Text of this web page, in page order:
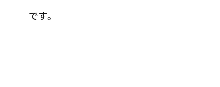
です。